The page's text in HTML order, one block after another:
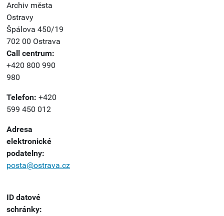
Archiv města
Ostravy
Špálova 450/19
702 00 Ostrava
Call centrum:
+420 800 990
980
Telefon: +420
599 450 012
Adresa
elektronické
podatelny:
posta@ostrava.cz
ID datové
schránky: